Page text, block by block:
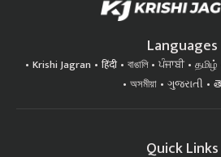
Languages
Krishi Jagran हिंदी বাঙালি ਪੰਜਾਬੀ தமிழ்
অসমীয়া
ગુજરાતી
Quick Links